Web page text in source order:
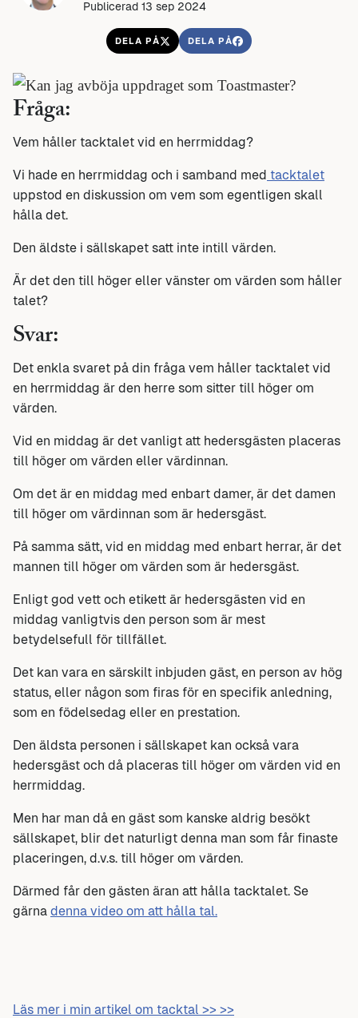
Publicerad 13 sep 2024
DELA PÅ DELA PÅ
Fråga:
Vem håller tacktalet vid en herrmiddag?
Vi hade en herrmiddag och i samband med tacktalet
uppstod en diskussion om vem som egentligen skall
hålla det.
Den äldste i sällskapet satt inte intill värden.
Är det den till höger eller vänster om värden som håller
talet?
Svar:
Det enkla svaret på din fråga vem håller tacktalet vid
en herrmiddag är den herre som sitter till höger om
värden.
Vid en middag är det vanligt att hedersgästen placeras
till höger om värden eller värdinnan.
Om det är en middag med enbart damer, är det damen
till höger om värdinnan som är hedersgäst.
På samma sätt, vid en middag med enbart herrar, är det
mannen till höger om värden som är hedersgäst.
Enligt god vett och etikett är hedersgästen vid en
middag vanligtvis den person som är mest
betydelsefull för tillfället.
Det kan vara en särskilt inbjuden gäst, en person av hög
status, eller någon som firas för en specifik anledning,
som en födelsedag eller en prestation.
Den äldsta personen i sällskapet kan också vara
hedersgäst och då placeras till höger om värden vid en
herrmiddag.
Men har man då en gäst som kanske aldrig besökt
sällskapet, blir det naturligt denna man som får finaste
placeringen, d.v.s. till höger om värden.
Därmed får den gästen äran att hålla tacktalet. Se
gärna denna video om att hålla tal.
Läs mer i min artikel om tacktal >> >>